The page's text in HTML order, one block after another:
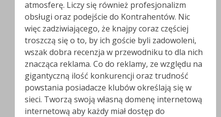
atmosferę. Liczy się również profesjonalizm
obsługi oraz podejście do Kontrahentów. Nic
więc zadziwiającego, że knajpy coraz częściej
troszczą się o to, by ich goście byli zadowoleni,
wszak dobra recenzja w przewodniku to dla nich
znacząca reklama. Co do reklamy, ze względu na
gigantyczną ilość konkurencji oraz trudność
powstania posiadacze klubów określają się w
sieci. Tworzą swoją własną domenę internetową
internetową aby każdy miał dostęp do